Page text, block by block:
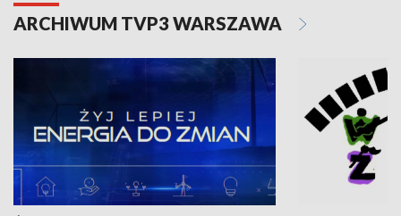
ARCHIWUM TVP3 WARSZAWA